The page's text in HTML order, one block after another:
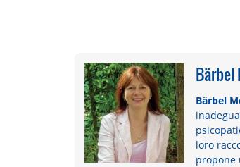
Bärbel
Bärbel
loro
propone